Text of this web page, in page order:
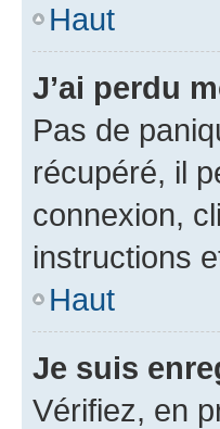
Haut
J’ai perdu
Pas de
récupéré, il
connexion,
instructions
Haut
Je suis
Vérifiez, en